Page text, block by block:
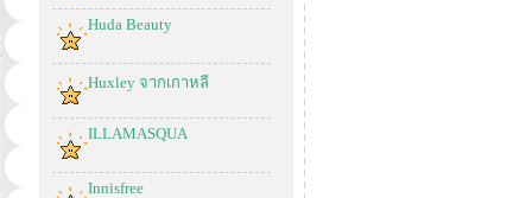
Huda Beauty
Huxley จากเกาหลี
ILLAMASQUA
Innisfree